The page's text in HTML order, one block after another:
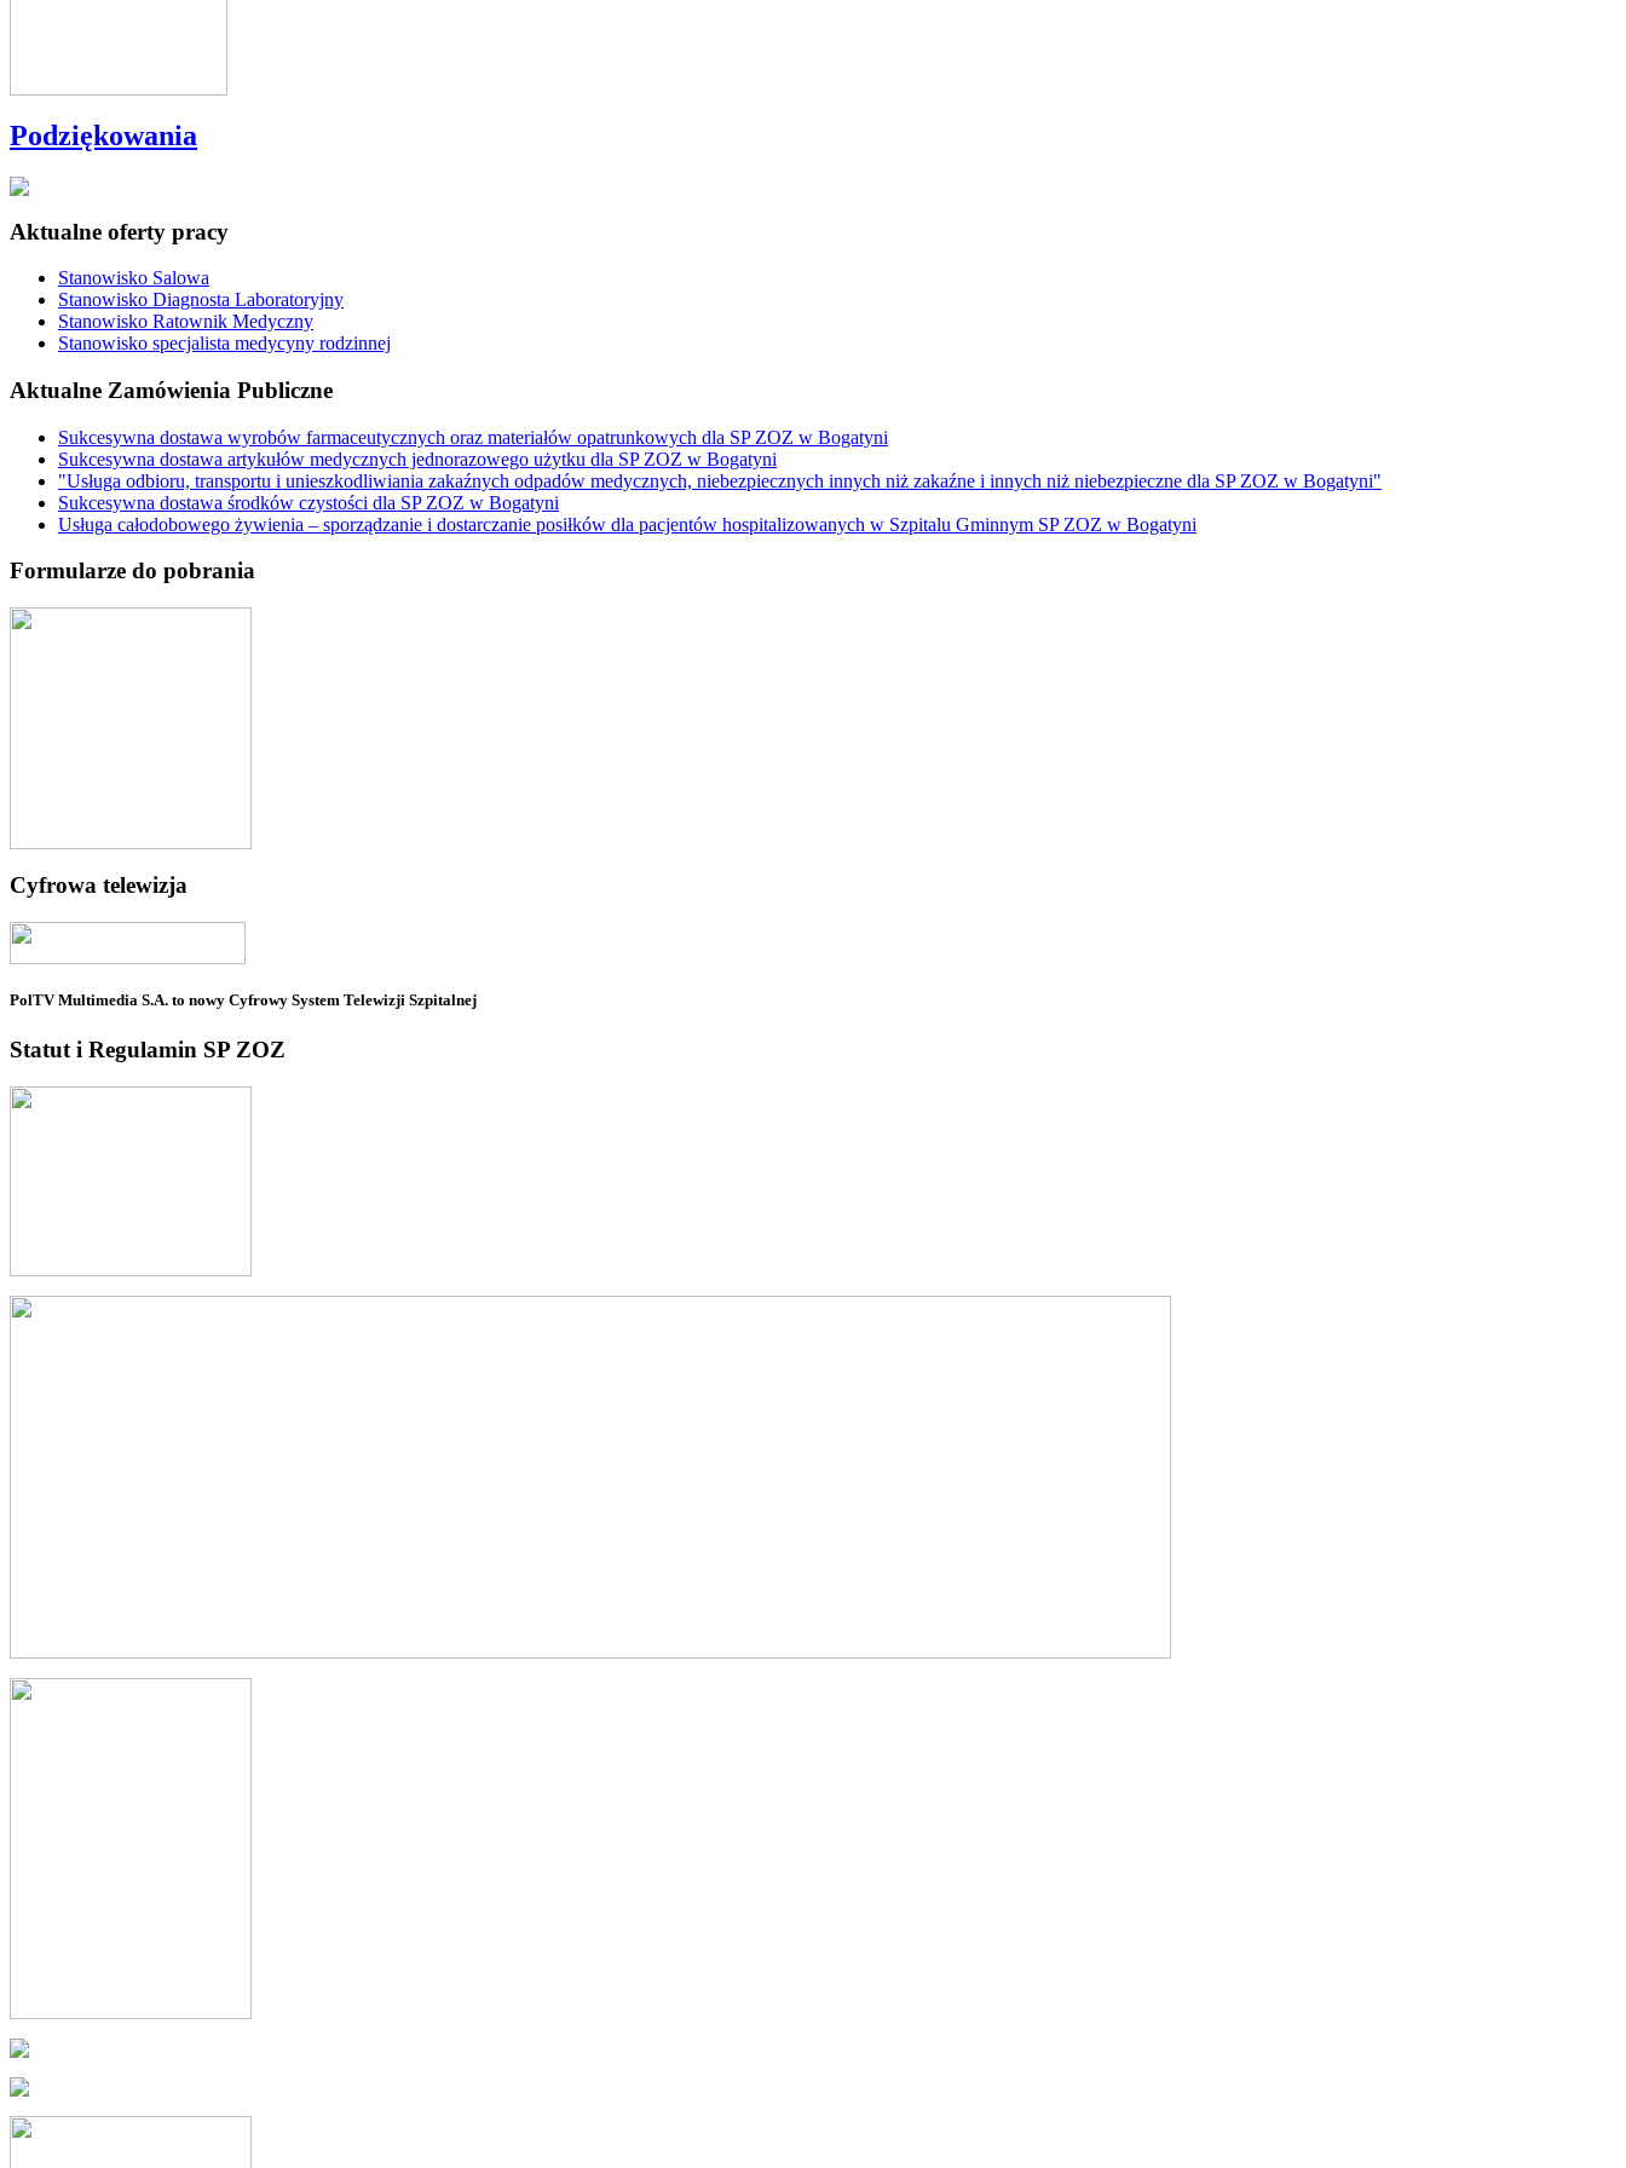
Podziękowania
Aktualne oferty pracy
Stanowisko Salowa
Stanowisko Diagnosta Laboratoryjny
Stanowisko Ratownik Medyczny
Stanowisko specjalista medycyny rodzinnej
Aktualne Zamówienia Publiczne
Sukcesywna dostawa wyrobów farmaceutycznych oraz materiałów opatrunkowych dla SP ZOZ w Bogatyni
Sukcesywna dostawa artykułów medycznych jednorazowego użytku dla SP ZOZ w Bogatyni
"Usługa odbioru, transportu i unieszkodliwiania zakaźnych odpadów medycznych, niebezpiecznych innych niż zakaźne i innych niż niebezpieczne dla SP ZOZ w Bogatyni"
Sukcesywna dostawa środków czystości dla SP ZOZ w Bogatyni
Usługa całodobowego żywienia – sporządzanie i dostarczanie posiłków dla pacjentów hospitalizowanych w Szpitalu Gminnym SP ZOZ w Bogatyni
Formularze do pobrania
Cyfrowa telewizja
PolTV Multimedia S.A. to nowy Cyfrowy System Telewizji Szpitalnej
Statut i Regulamin SP ZOZ